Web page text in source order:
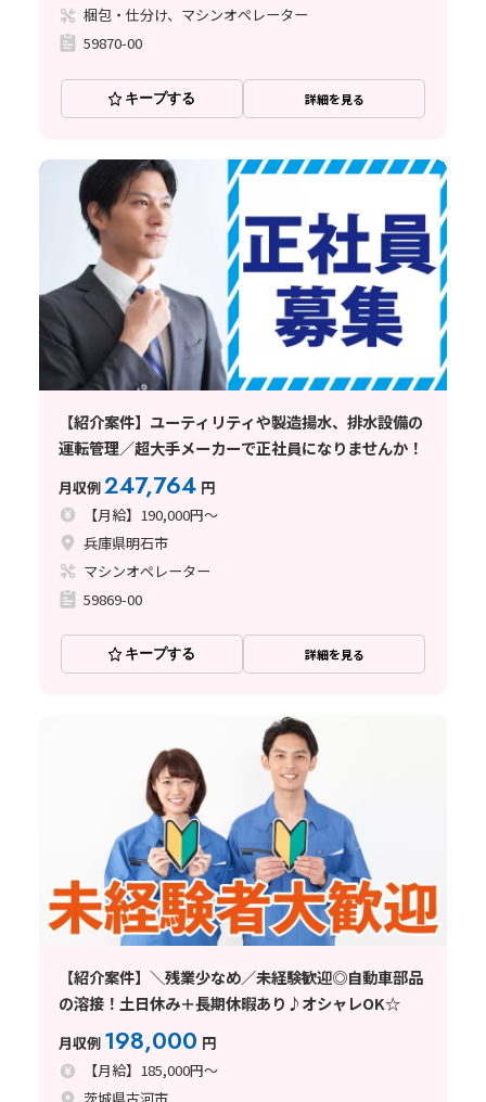
梱包・仕分け、マシンオペレーター
59870-00
キープする 詳細を見る
【紹介案件】ユーティリティや製造揚水、排水設備の
運転管理／超大手メーカーで正社員になりませんか！
月収例247,764 円
【月給】190,000円～
兵庫県明石市
マシンオペレーター
59869-00
キープする 詳細を見る
【紹介案件】＼残業少なめ／未経験歓迎◎自動車部品
の溶接！土日休み＋長期休暇あり♪オシャレOK☆
月収例 198,000 円
【月給】185,000円～